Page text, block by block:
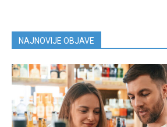
NAJNOVIJE OBJAVE